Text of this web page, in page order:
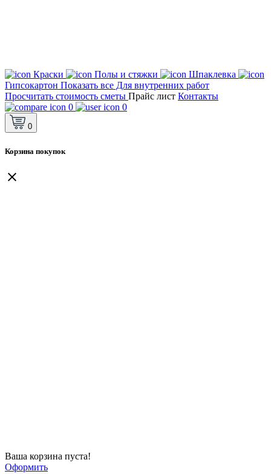
Краски Полы и стяжки
Шпаклевка
Гипсокартон Показать все Для внутренних работ
Просчитать стоимость сметы Прайс лист Контакты
0
0
0
Корзина покупок
Ваша корзина пуста!
Оформить